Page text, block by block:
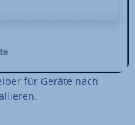
für Geräte nach